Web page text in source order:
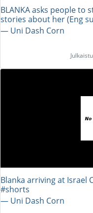
BLANKA asks people to
stories about her (Eng
― Uni Dash Corn
Blanka arriving at Israel
#shorts
― Uni Dash Corn